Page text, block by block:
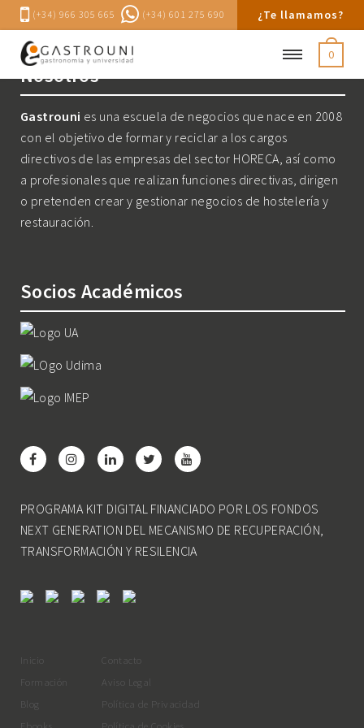
(+34) 966 305 665 (+34) 601 275 690 ¿Te llamamos?
0
Nosotros
Gastrouni es una escuela de negocios que nace en 2008
con el objetivo de formar y reciclar a los cargos
directivos de las empresas del sector HORECA, así como
a profesionales que realizan funciones directivas, dirigen
o pretenden crear y gestionar negocios de hostelería y
restauración.
Socios Académicos
PROGRAMA KIT DIGITAL FINANCIADO POR LOS FONDOS
NEXT GENERATION DEL MECANISMO DE RECUPERACIÓN,
TRANSFORMACIÓN Y RESILENCIA
Inicio
Formación
Blog
Contacto
Aviso Legal
Política de Privacidad